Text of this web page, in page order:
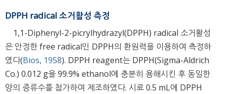
DPPH radical 소거활성 측정
1,1-Diphenyl-2-picrylhydrazyl(DPPH) radical 소거활성
은 안정한 free radical인 DPPH의 환원력을 이용하여 측정하
였다(Bios, 1958). DPPH reagent는 DPPH(Sigma-Aldrich
Co.) 0.012 g을 99.9% ethanol에 충분히 용해시킨 후 동일한
양의 증류수를 첨가하여 제조하였다. 시료 0.5 mL에 DPPH